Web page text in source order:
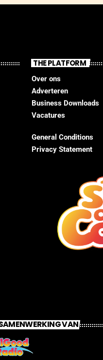
THE PLATFORM
Over ons
Adverteren
Business Downloads
Vacatures
General Conditions
Privacy Statement
VAN